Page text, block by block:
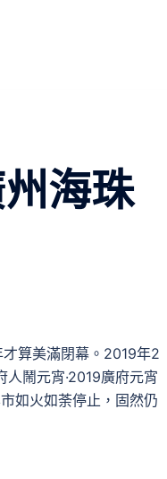
海珠
算美滿閉幕。2019年2
鬧元宵·2019廣府元宵
如火如荼停止，固然仍